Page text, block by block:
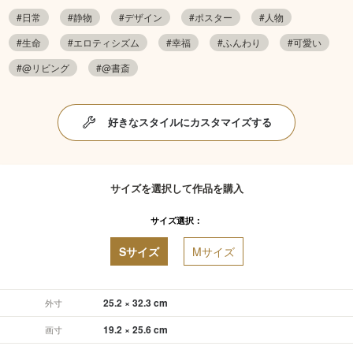
#日常
#静物 #デザイン #ポスター
#人物
#生命
#エロティシズム #幸福 #ふんわり
#可愛い
#@リビング
#@書斎
好きなスタイルにカスタマイズする
サイズを選択して作品を購入
サイズ選択：
Sサイズ Mサイズ
外寸 25.2 × 32.3 cm
画寸 19.2 × 25.6 cm